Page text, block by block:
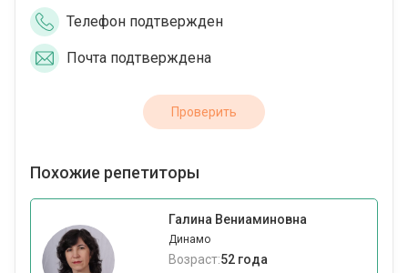
Телефон подтвержден
Почта подтверждена
Проверить
Похожие репетиторы
Галина Вениаминовна
Динамо
Возраст:52 года